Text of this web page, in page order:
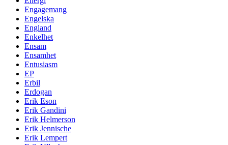
Engagemang
Engelska
England
Enkelhet
Ensam
Ensamhet
Entusiasm
EP
Erbil
Erdogan
Erik Eson
Erik Gandini
Erik Helmerson
Erik Jennische
Erik Lempert